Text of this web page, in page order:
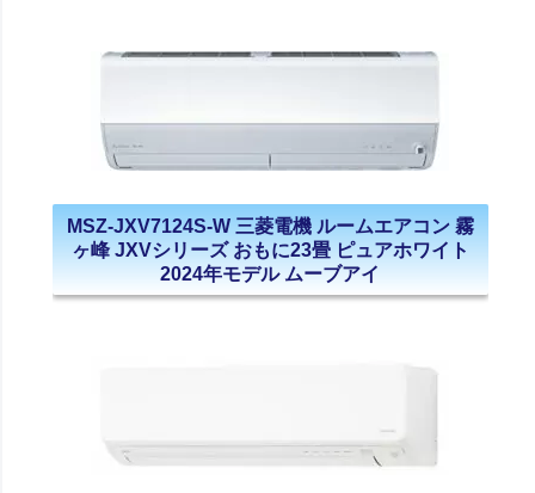
MSZ-JXV7124S-W 三菱電機 ルームエアコン 霧
ヶ峰 JXVシリーズ おもに23畳 ピュアホワイト
2024年モデル ムーブアイ